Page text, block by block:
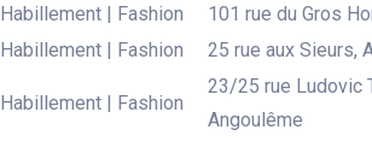
Habillement | Fashion
101 rue du Gros
Habillement | Fashion 25 rue aux Sieurs,
Habillement | Fashion
23/25 rue Ludovic
Angoulême